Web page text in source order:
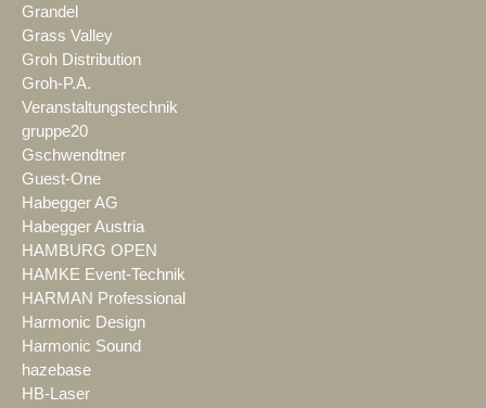
Grandel
Grass Valley
Groh Distribution
Groh-P.A.
Veranstaltungstechnik
gruppe20
Gschwendtner
Guest-One
Habegger AG
Habegger Austria
HAMBURG OPEN
HAMKE Event-Technik
HARMAN Professional
Harmonic Design
Harmonic Sound
hazebase
HB-Laser